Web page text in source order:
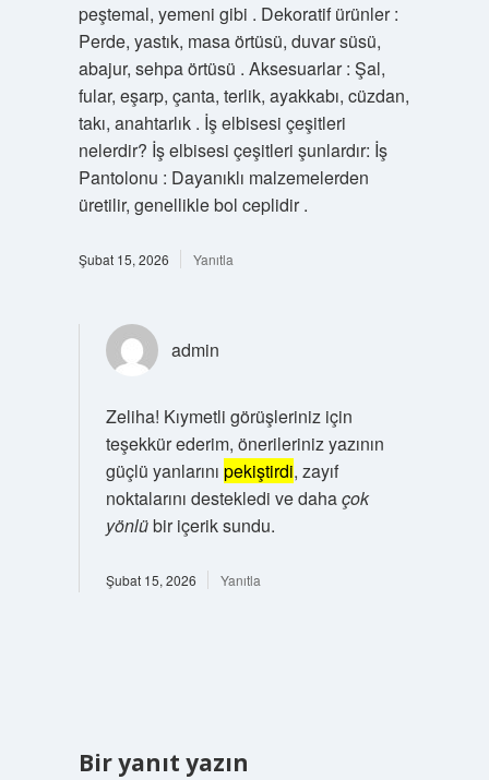
peştemal, yemeni gibi . Dekoratif ürünler :
Perde, yastık, masa örtüsü, duvar süsü,
abajur, sehpa örtüsü . Aksesuarlar : Şal,
fular, eşarp, çanta, terlik, ayakkabı, cüzdan,
takı, anahtarlık . İş elbisesi çeşitleri
nelerdir? İş elbisesi çeşitleri şunlardır: İş
Pantolonu : Dayanıklı malzemelerden
üretilir, genellikle bol ceplidir .
Şubat 15, 2026 Yanıtla
admin
Zeliha! Kıymetli görüşleriniz için
teşekkür ederim, önerileriniz yazının
güçlü yanlarını pekiştirdi, zayıf
noktalarını destekledi ve dahaçok
yönlübir içerik sundu.
Şubat 15, 2026 Yanıtla
Bir yanıt yazın